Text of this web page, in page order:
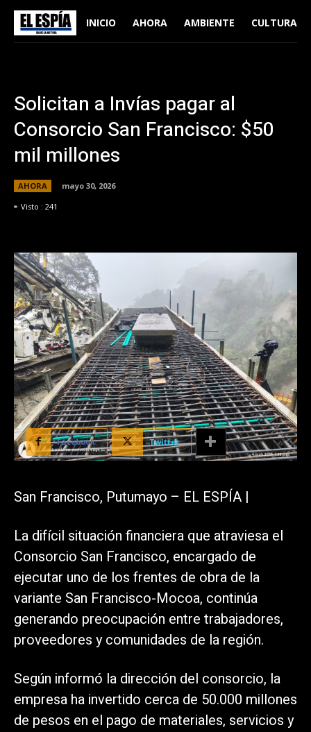
INICIO AHORA AMBIENTE CULTURA
Solicitan a Invías pagar al
Consorcio San Francisco: $50
mil millones
AHORA
mayo 30, 2026
Visto : 241
Facebook Twitter
San Francisco, Putumayo – EL ESPÍA |
La difícil situación financiera que atraviesa el
Consorcio San Francisco, encargado de
ejecutar uno de los frentes de obra de la
variante San Francisco-Mocoa, continúa
generando preocupación entre trabajadores,
proveedores y comunidades de la región.
Según informó la dirección del consorcio, la
empresa ha invertido cerca de 50.000 millones
de pesos en el pago de materiales, servicios y